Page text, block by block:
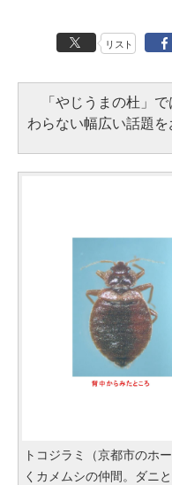
リスト
「やじうまの杜」で
わらない幅広い話題を
トコジラミ（京都市のホ
くカメムシの仲間。ダニ